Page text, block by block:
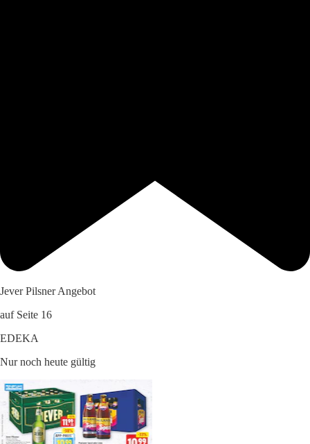
Jever Pilsner Angebot
auf Seite 16
EDEKA
Nur noch heute gültig